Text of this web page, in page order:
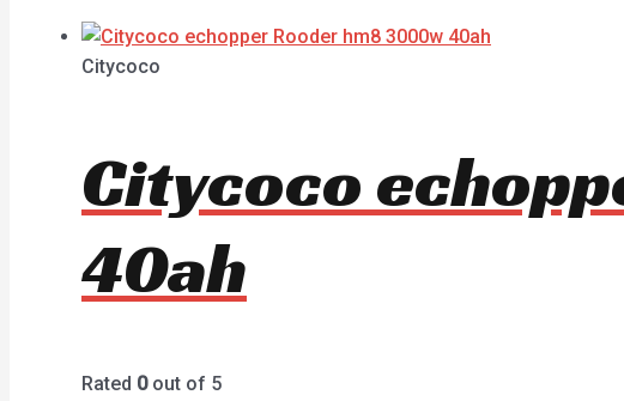
Citycoco
Citycoco
40ah
Rated 0out of 5